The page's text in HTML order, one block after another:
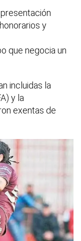
y
que negocia un
incluidas la
y la
exentas de